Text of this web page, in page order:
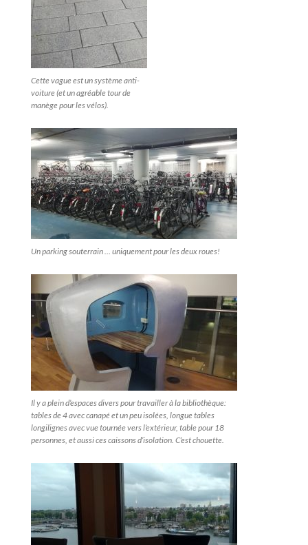
Cette vague est un système anti-
voiture (et un agréable tour de
manège pour les vélos).
Un parking souterrain … uniquement pour les deux roues!
Il y a plein d’espaces divers pour travailler à la bibliothèque:
tables de 4 avec canapé et un peu isolées, longue tables
longilignes avec vue tournée vers l’extérieur, table pour 18
personnes, et aussi ces caissons d’isolation. C’est chouette.